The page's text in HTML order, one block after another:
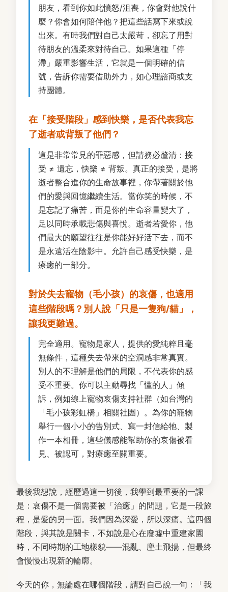
朋友，看到你如此憤怒/沮喪，你會對他說什
麼？你會如何陪伴他？把這些話寫下來或說
出來。有時我們對自己太嚴苛，卻忘了用對
待朋友的溫柔來對待自己。如果這種「停
滯」嚴重影響生活，它就是一個明確的信
號，告訴你需要借助外力，如心理諮商或支
持團體。
在「接受階段」感到快樂，是否代表我忘
了逝者或背叛了他們？
這是非常常見的罪惡感，但請務必釐清：接
受 ≠ 遺忘，快樂 ≠ 背叛。真正的接受，是將
逝者整合進你的生命故事裡，你帶著關於他
們的愛與回憶繼續生活。當你笑的時候，不
是忘記了痛苦，而是你的生命容量變大了，
足以同時承載悲傷與喜悅。逝者若愛你，他
們最大的願望往往是你能好好活下去，而不
是永遠活在陰影中。允許自己感受快樂，是
療癒的一部分。
對於失去寵物（毛小孩）的哀傷，也適用
這些階段嗎？別人說「只是一隻狗/貓」，
讓我更難過。
完全適用。寵物是家人，提供的愛純粹且毫
無條件，這種失去帶來的空洞感非常真實。
別人的不理解是他們的局限，不代表你的感
受不重要。你可以主動尋找「懂的人」傾
訴，例如線上寵物哀傷支持社群（如台灣的
「毛小孩彩虹橋」相關社團）。為你的寵物
舉行一個小小的告別式、寫一封信給牠、製
作一本相冊，這些儀感能幫助你的哀傷被看
見、被認可，對療癒至關重要。
最後我想說，經歷過這一切後，我學到最重要的一課
是：哀傷不是一個需要被「治癒」的問題，它是一段旅
程，是愛的另一面。我們因為深愛，所以深痛。這四個
階段，與其說是關卡，不如說是心在廢墟中重建家園
時，不同時期的工地樣貌——混亂、塵土飛揚，但最終
會慢慢出現新的輪廓。
今天的你，無論處在哪個階段，請對自己說一句：「我